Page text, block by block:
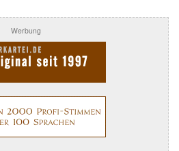
Werbung